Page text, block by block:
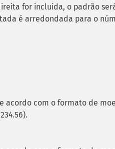
for incluida, o padrão
é arredondada para o
acordo com o formato de